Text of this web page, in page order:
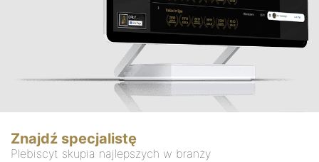
Znajdź specjalistę
Plebiscyt skupia najlepszych w branży